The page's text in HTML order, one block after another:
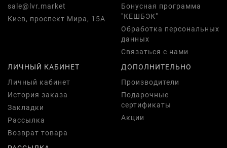
sale@lvr.market
Киев, проспект Мира, 15А
Бонусная программа
"КЕШБЭК"
Обработка персональных
данных
Связаться с нами
ЛИЧНЫЙ КАБИНЕТ
Личный кабинет
История заказа
Закладки
Рассылка
Возврат товара
ДОПОЛНИТЕЛЬНО
Производители
Подарочные
сертификаты
Акции